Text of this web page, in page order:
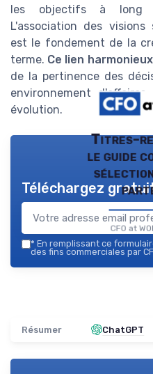
les objectifs à long
L'association des
est le fondement de la
terme. Ce lien
de la pertinence des
environnement
évolution.
Titres-
le guide
CFO at
Téléchargez
* En remplissant ce
des fins commerciales par
Résumer ChatGPT